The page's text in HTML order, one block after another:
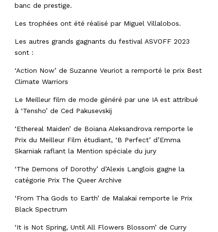
banc de prestige.
Les trophées ont été réalisé par Miguel Villalobos.
Les autres grands gagnants du festival ASVOFF 2023
sont :
‘Action Now’ de Suzanne Veuriot a remporté le prix Best
Climate Warriors
Le Meilleur film de mode généré par une IA est attribué
à ‘Tensho’ de Ced Pakusevskij
‘Ethereal Maiden’ de Boiana Aleksandrova remporte le
Prix du Meilleur Film étudiant, ‘B Perfect’ d’Emma
Skarniak raflant la Mention spéciale du jury
‘The Demons of Dorothy’ d’Alexis Langlois gagne la
catégorie Prix The Queer Archive
‘From Tha Gods to Earth’ de Malakai remporte le Prix
Black Spectrum
‘It is Not Spring, Until All Flowers Blossom’ de Curry